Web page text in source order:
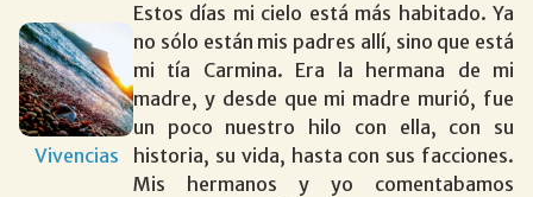
Vivencias
Estos días mi cielo está más habitado. Ya
no sólo están mis padres allí, sino que está
mi tía Carmina. Era la hermana de mi
madre, y desde que mi madre murió, fue
un poco nuestro hilo con ella, con su
historia, su vida, hasta con sus facciones.
Mis hermanos y yo comentabamos